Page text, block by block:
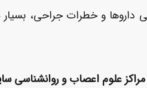
و خطرات جراحی، بسیار
مراکز علوم اعصاب و روانشناسی